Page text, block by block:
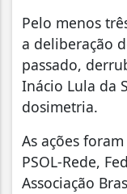
Pelo menos
a deliberação
passado,
Inácio Lula da
dosimetria.
As ações
PSOL-Rede,
Associação